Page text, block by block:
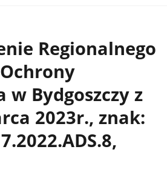
Regionalnego
w Bydgoszczy z
2023r., znak: